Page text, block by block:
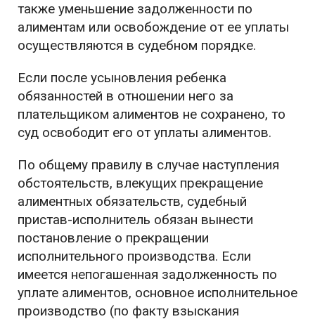
также уменьшение задолженности по
алиментам или освобождение от ее уплаты
осуществляются в судебном порядке.
Если после усыновления ребенка
обязанностей в отношении него за
плательщиком алиментов не сохранено, то
суд освободит его от уплаты алиментов.
По общему правилу в случае наступления
обстоятельств, влекущих прекращение
алиментных обязательств, судебный
пристав-исполнитель обязан вынести
постановление о прекращении
исполнительного производства. Если
имеется непогашенная задолженность по
уплате алиментов, основное исполнительное
производство (по факту взыскания